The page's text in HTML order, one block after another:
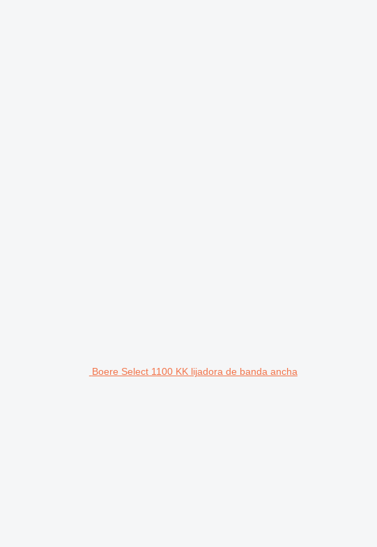
Boere Select 1100 KK lijadora de banda ancha